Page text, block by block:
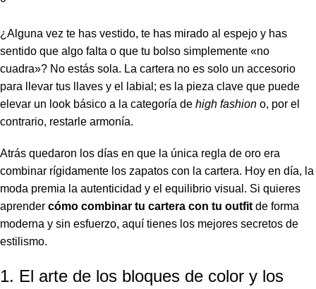
¿Alguna vez te has vestido, te has mirado al espejo y has
sentido que algo falta o que tu bolso simplemente «no
cuadra»? No estás sola. La cartera no es solo un accesorio
para llevar tus llaves y el labial; es la pieza clave que puede
elevar un look básico a la categoría de high fashion o, por el
contrario, restarle armonía.
Atrás quedaron los días en que la única regla de oro era
combinar rígidamente los zapatos con la cartera. Hoy en día, la
moda premia la autenticidad y el equilibrio visual. Si quieres
aprender cómo combinar tu cartera con tu outfit de forma
moderna y sin esfuerzo, aquí tienes los mejores secretos de
estilismo.
1. El arte de los bloques de color y los